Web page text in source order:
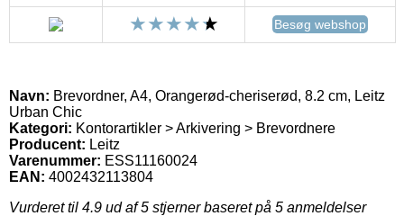
Besøg webshop
Navn: Brevordner, A4, Orangerød-cheriserød, 8.2 cm, Leitz
Urban Chic
Kategori: Kontorartikler > Arkivering > Brevordnere
Producent: Leitz
Varenummer: ESS11160024
EAN: 4002432113804
Vurderet til 4.9 ud af 5 stjerner baseret på 5 anmeldelser